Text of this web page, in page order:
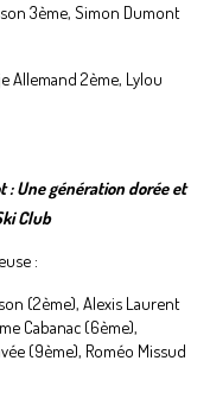
3ème, Simon Dumont
Allemand 2ème, Lylou
: Une génération dorée et
Club
:
(2ème), Alexis Laurent
Cabanac (6ème),
(9ème), Roméo Missud